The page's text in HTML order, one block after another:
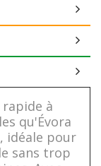
à
qu'Évora
idéale pour
sans trop